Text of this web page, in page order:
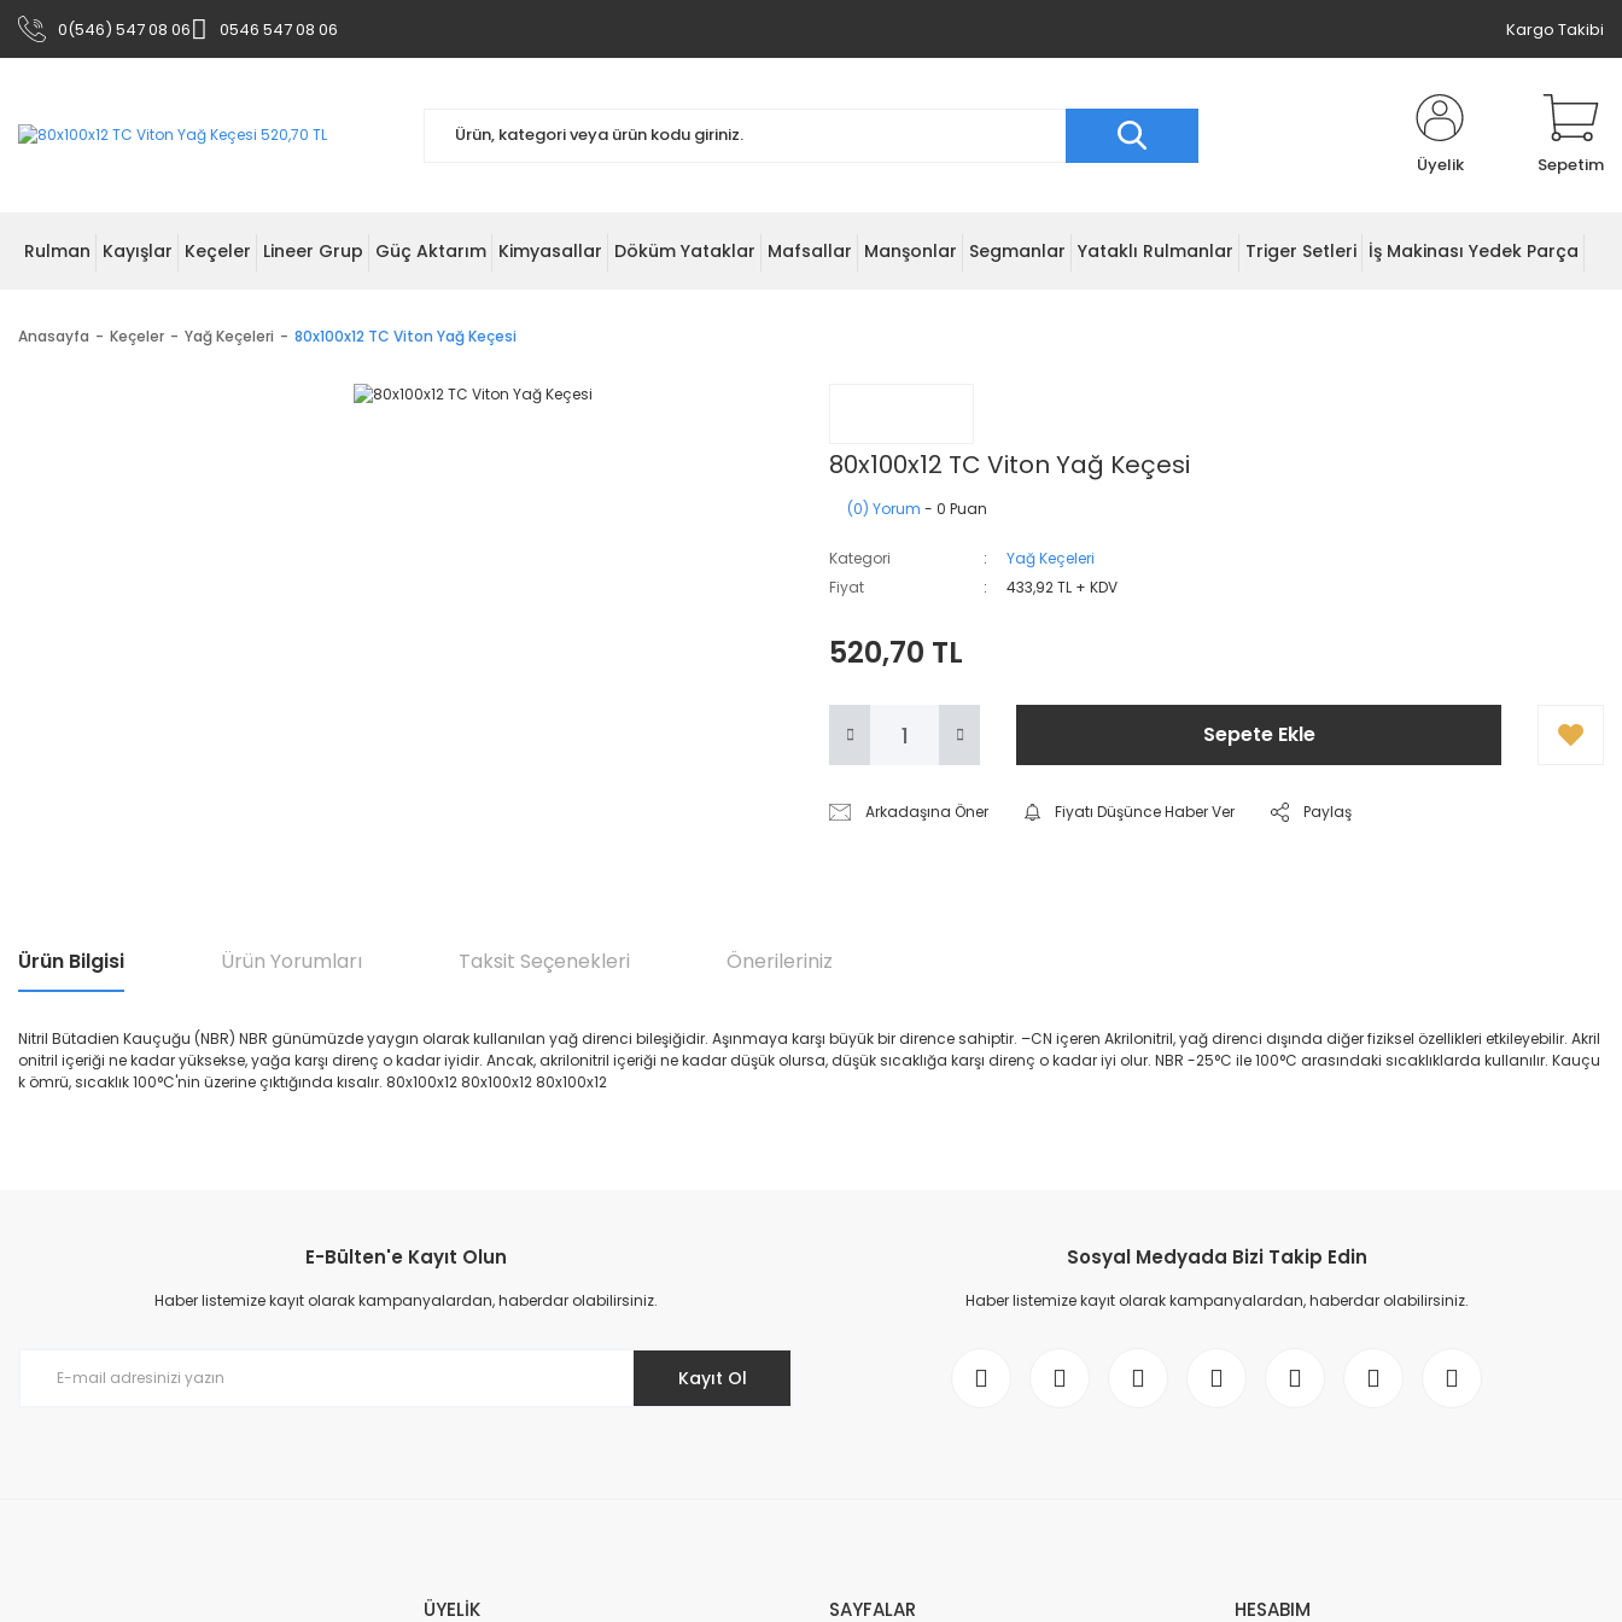
0(546) 547 08 06 0546 547 08 06 Kargo Takibi
Üyelik Sepetim
Rulman Kayışlar Keçeler Lineer Grup Güç Aktarım Kimyasallar Döküm Yataklar Mafsallar Manşonlar Segmanlar Yataklı Rulmanlar Triger Setleri İş Makinası Yedek Parça
Anasayfa Keçeler Yağ Keçeleri 80x100x12 TC Viton Yağ Keçesi
80x100x12 TC Viton Yağ Keçesi
(0) Yorum - 0 Puan
Kategori
Yağ Keçeleri
Fiyat
433,92 TL + KDV
520,70 TL
Sepete Ekle
Arkadaşına Öner Fiyatı Düşünce Haber Ver Paylaş
Ürün Bilgisi Ürün Yorumları Taksit Seçenekleri Önerileriniz
Nitril Bütadien Kauçuğu (NBR) NBR günümüzde yaygın olarak kullanılan yağ direnci bileşiğidir. Aşınmaya karşı büyük bir dirence sahiptir. –CN içeren Akrilonitril, yağ direnci dışında diğer fiziksel özellikleri etkileyebilir. Akril
onitril içeriği ne kadar yüksekse, yağa karşı direnç o kadar iyidir. Ancak, akrilonitril içeriği ne kadar düşük olursa, düşük sıcaklığa karşı direnç o kadar iyi olur. NBR -25°C ile 100°C arasındaki sıcaklıklarda kullanılır. Kauçu
k ömrü, sıcaklık 100°C'nin üzerine çıktığında kısalır. 80x100x12 80x100x12 80x100x12
Ürün resmi kalitesiz, bozuk veya görüntülenemiyor.
Ürün açıklamasında eksik bilgiler bulunuyor.
E-Bülten'e Kayıt Olun
Haber listemize kayıt olarak kampanyalardan, haberdar olabilirsiniz.
Kayıt Ol
Sosyal Medyada Bizi Takip Edin
Haber listemize kayıt olarak kampanyalardan, haberdar olabilirsiniz.
ÜYELİK SAYFALAR HESABIM